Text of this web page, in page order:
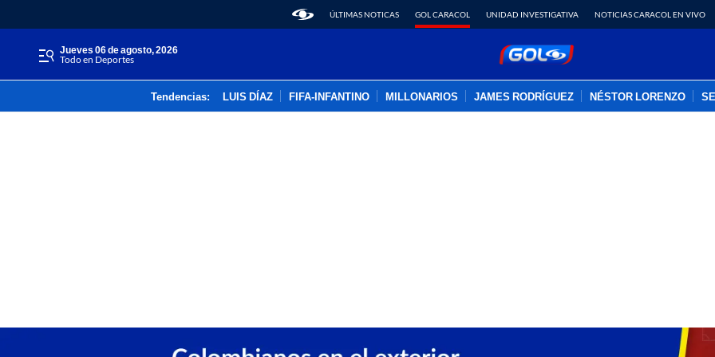
ÚLTIMAS NOTICAS GOL CARACOL UNIDAD INVESTIGATIVA NOTICIAS CARACOL EN VIVO
jueves 06 de agosto, 2026
Todo en Deportes
Tendencias: LUIS DÍAZ FIFA-INFANTINO MILLONARIOS JAMES RODRÍGUEZ NÉSTOR LORENZO